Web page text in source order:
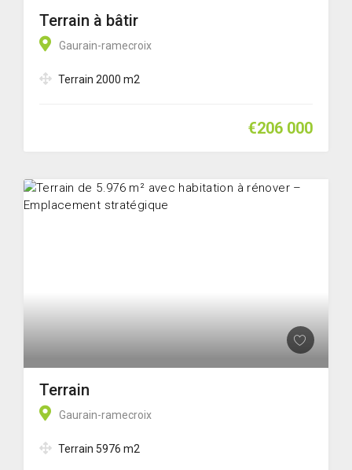
Terrain à bâtir
Gaurain-ramecroix
Terrain 2000 m2
€206 000
Terrain
Gaurain-ramecroix
Terrain 5976 m2